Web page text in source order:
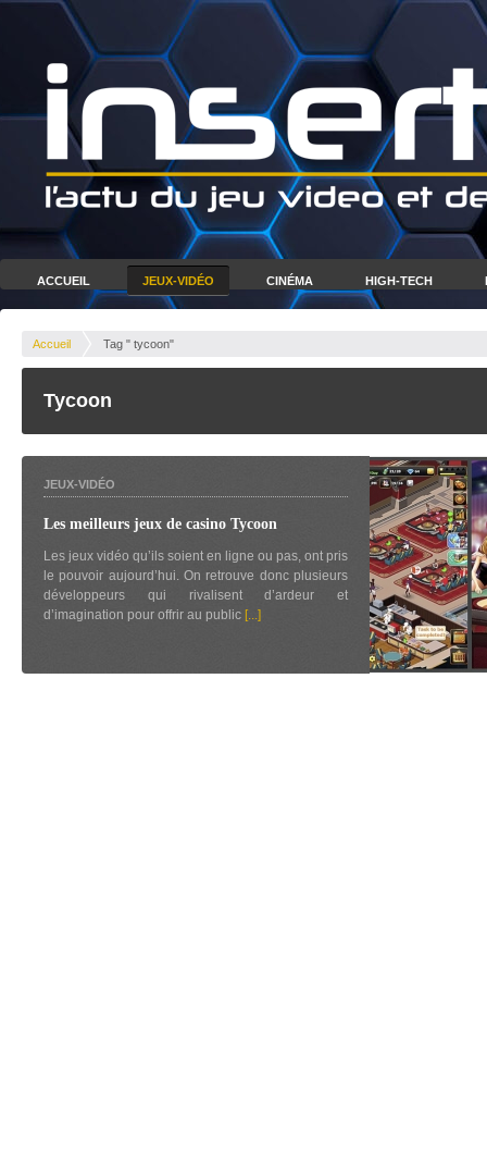
ACCUEIL JEUX-VIDÉO CINÉMA HIGH-TECH
Accueil Tag " tycoon"
Tycoon
JEUX-VIDÉO
Les meilleurs jeux de casino Tycoon
Les jeux vidéo qu’ils soient en ligne ou pas, ont pris
le pouvoir aujourd’hui. On retrouve donc plusieurs
développeurs qui rivalisent d’ardeur et
d’imagination pour offrir au public [...]